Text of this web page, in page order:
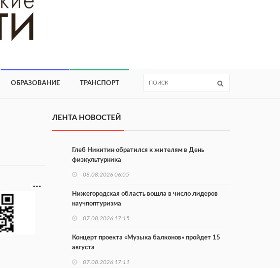
ОБРАЗОВАНИЕ ТРАНСПОРТ
ЛЕНТА НОВОСТЕЙ
Глеб Никитин обратился к жителям в День
физкультурника
08.08.2026 06:05
Нижегородская область вошла в число лидеров
научпоптуризма
07.08.2026 17:15
Концерт проекта «Музыка балконов» пройдет 15
августа
07.08.2026 17:11